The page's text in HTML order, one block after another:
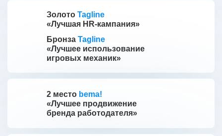
Золото Tagline
«Лучшая HR-кампания»
Бронза Tagline
«Лучшее использование
игровых механик»
2 место bema!
«Лучшее продвижение
бренда работодателя»